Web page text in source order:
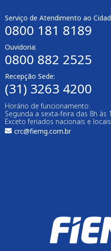
Serviço de Atendimento ao
0800 181 8189
Ouvidoria:
0800 882 2525
Recepção Sede:
(31) 3263 4200
Horário de funcionamento:
Segunda a sexta-feira das 8h às
Exceto feriados nacionais e
crc@fiemg.com.br